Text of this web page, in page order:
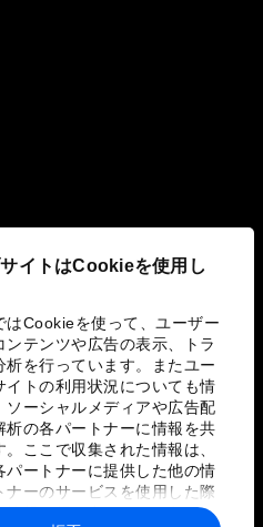
イトはCookieを使用し
はCookieを使って、ユーザー
ンテンツや広告の表示、トラ
析を行っています。またユー
イトの利用状況についても情
ソーシャルメディアや広告配
析の各パートナーに情報を共
ここで収集された情報は、
パートナーに提供した他の情
ナーのサービスを使用した際
情報と組み合わされ、各パー
み